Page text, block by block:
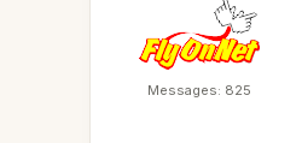
Messages: 825